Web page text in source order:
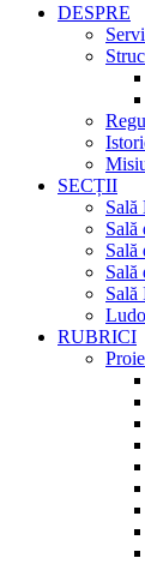
DESPRE
SECȚII
Sală
Sală
Sală
Sală
Sală
RUBRICI